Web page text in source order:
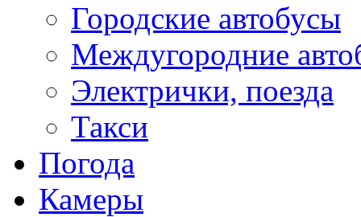
Городские автобусы
Междугородние
Электрички, поезда
Такси
Погода
Камеры